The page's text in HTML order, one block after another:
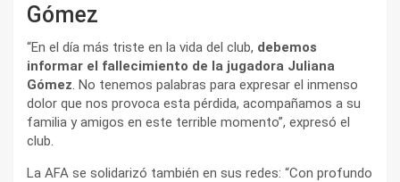
Gómez
“En el día más triste en la vida del club, debemos
informar el fallecimiento de la jugadora Juliana
Gómez. No tenemos palabras para expresar el inmenso
dolor que nos provoca esta pérdida, acompañamos a su
familia y amigos en este terrible momento”, expresó el
club.
La AFA se solidarizó también en sus redes: “Con profundo